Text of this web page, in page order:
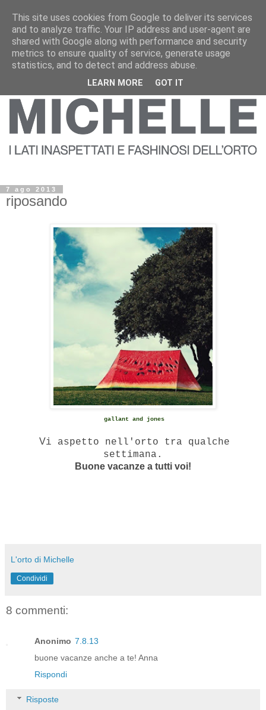
7 ago 2013
riposando
gallant and jones
Vi aspetto nell'orto tra qualche
settimana.
Buone vacanze a tutti voi!
L'orto di Michelle
Condividi
8 commenti:
Anonimo 7.8.13
buone vacanze anche a te! Anna
Rispondi
Risposte
This site uses cookies from Google to deliver its services
and to analyze traffic. Your IP address and user-agent are
shared with Google along with performance and security
metrics to ensure quality of service, generate usage
statistics, and to detect and address abuse.
LEARN MORE GOT IT